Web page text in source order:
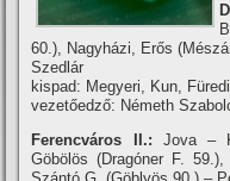
60.), Nagyházi, Erős
Szedlár
kispad: Megyeri, Kun,
vezetőedző: Németh
Ferencváros II.: Jova –
Göbölös (Dragóner F.